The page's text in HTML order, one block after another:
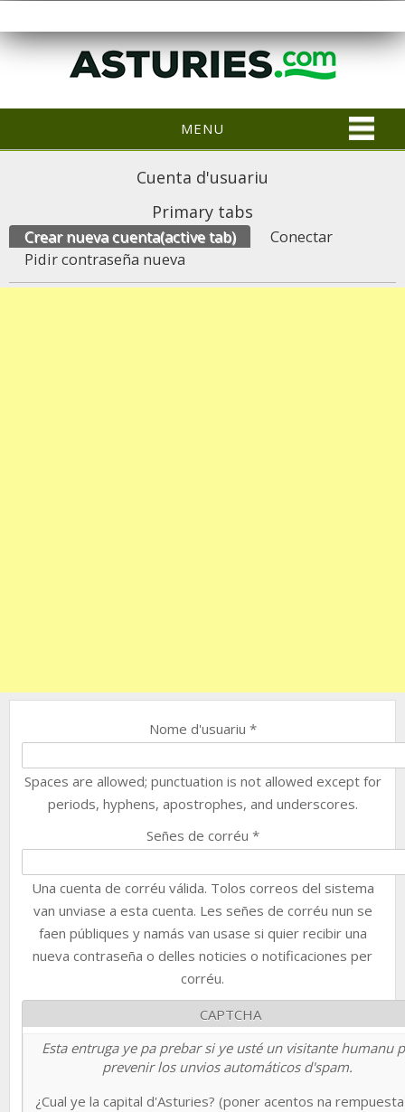
MENU
Cuenta d'usuariu
Primary tabs
Crear nueva cuenta(active tab)
Conectar
Pidir contraseña nueva
Nome d'usuariu *
Spaces are allowed; punctuation is not allowed except for
periods, hyphens, apostrophes, and underscores.
Señes de corréu *
Una cuenta de corréu válida. Tolos correos del sistema
van unviase a esta cuenta. Les señes de corréu nun se
faen públiques y namás van usase si quier recibir una
nueva contraseña o delles noticies o notificaciones per
corréu.
CAPTCHA
Esta entruga ye pa prebar si ye usté un visitante humanu
prevenir los unvios automáticos d'spam.
¿Cual ye la capital d'Asturies? (poner acentos na